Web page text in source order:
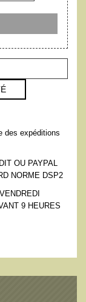
des expéditions
OU PAYPAL
NORME DSP2
9 HEURES